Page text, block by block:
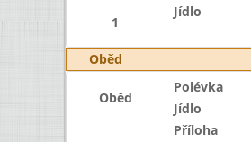
1
Jídlo
Oběd
Oběd
Polévka
Jídlo
Příloha